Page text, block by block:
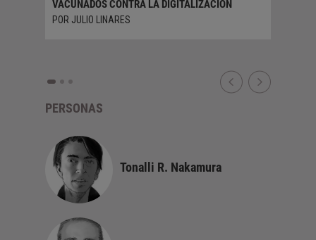
VACUNADOS CONTRA LA DIGITALIZACIÓN
POR JULIO LINARES
PERSONAS
Tonalli R. Nakamura